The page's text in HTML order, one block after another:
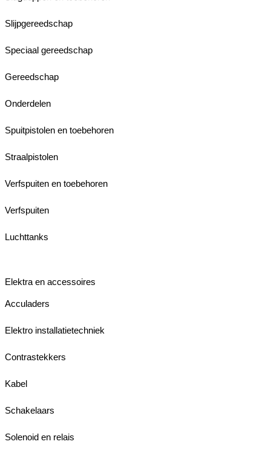
Slijpgereedschap
Speciaal gereedschap
Gereedschap
Onderdelen
Spuitpistolen en toebehoren
Straalpistolen
Verfspuiten en toebehoren
Verfspuiten
Luchttanks
Elektra en accessoires
Acculaders
Elektro installatietechniek
Contrastekkers
Kabel
Schakelaars
Solenoid en relais